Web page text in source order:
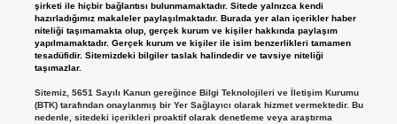
şirketi ile hiçbir bağlantısı bulunmamaktadır. Sitede yalnızca kendi
hazırladığımız makaleler paylaşılmaktadır. Burada yer alan içerikler haber
niteliği taşımamakta olup, gerçek kurum ve kişiler hakkında paylaşım
yapılmamaktadır. Gerçek kurum ve kişiler ile isim benzerlikleri tamamen
tesadüfidir. Sitemizdeki bilgiler taslak halindedir ve tavsiye niteliği
taşımazlar.
Sitemiz, 5651 Sayılı Kanun gereğince Bilgi Teknolojileri ve İletişim Kurumu
(BTK) tarafından onaylanmış bir Yer Sağlayıcı olarak hizmet vermektedir. Bu
nedenle, sitedeki içerikleri proaktif olarak denetleme veya araştırma